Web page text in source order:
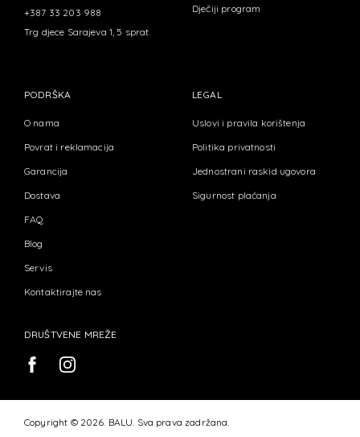
+387 33 203 988
Trg djece Sarajeva 1, 5 sprat.
Dječiji program
PODRŠKA
O nama
Povrat i reklamacija
Garancija
Dostava
FAQ
Blog
Servis
Kontaktirajte nas
LEGAL
Uslovi i pravila korištenja
Politika privatnosti
Jednostrani raskid ugovora
Sigurnost plaćanja
DRUŠTVENE MREŽE
Copyright © 2026. BALU. Sva prava zadržana.